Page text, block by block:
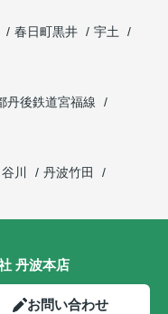
春日町黒井
宇土
丹後鉄道宮福線
谷川
丹波竹田
丹波本店
お問い合わせ